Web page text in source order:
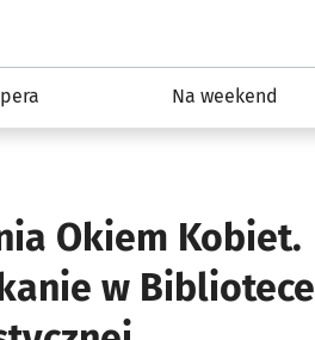
Wydarzenia
Na weekend
Okiem Kobiet.
w Bibliotece